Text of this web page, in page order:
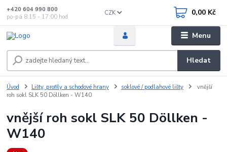
Menu
CZK
Hledat
+420 604 990 800
po-pá 8:15 - 17:00 hod
0,00 Kč
Úvod Lišty, profily a schodové hrany soklové / podlahové lišty
vnější
roh sokl SLK 50 Döllken - W140
vnější roh sokl SLK 50 Döllken -
W140